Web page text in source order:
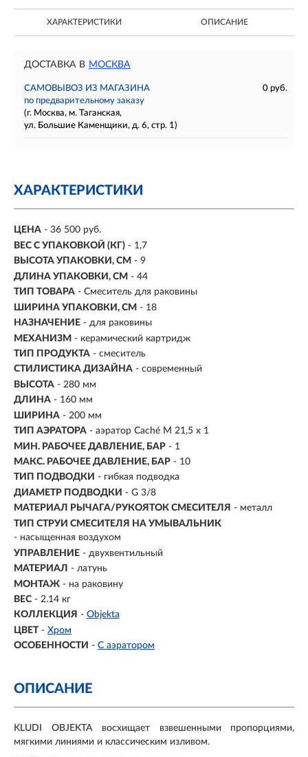
ХАРАКТЕРИСТИКИ ОПИСАНИЕ
ДОСТАВКА В МОСКВА
САМОВЫВОЗ ИЗ МАГАЗИНА
0 руб.
по предварительному заказу
(г. Москва, м. Таганская,
ул. Большие Каменщики, д. 6, стр. 1)
ХАРАКТЕРИСТИКИ
ЦЕНА - 36 500 руб.
ВЕС С УПАКОВКОЙ (КГ) - 1,7
ВЫСОТА УПАКОВКИ, СМ - 9
ДЛИНА УПАКОВКИ, СМ - 44
ТИП ТОВАРА - Смеситель для раковины
ШИРИНА УПАКОВКИ, СМ - 18
НАЗНАЧЕНИЕ - для раковины
МЕХАНИЗМ - керамический картридж
ТИП ПРОДУКТА - смеситель
СТИЛИСТИКА ДИЗАЙНА - современный
ВЫСОТА - 280 мм
ДЛИНА - 160 мм
ШИРИНА - 200 мм
ТИП АЭРАТОРА - аэратор Caché M 21,5 x 1
МИН. РАБОЧЕЕ ДАВЛЕНИЕ, БАР - 1
МАКС. РАБОЧЕЕ ДАВЛЕНИЕ, БАР - 10
ТИП ПОДВОДКИ - гибкая подводка
ДИАМЕТР ПОДВОДКИ - G 3/8
МАТЕРИАЛ РЫЧАГА/РУКОЯТОК СМЕСИТЕЛЯ - металл
ТИП СТРУИ СМЕСИТЕЛЯ НА УМЫВАЛЬНИК
- насыщенная воздухом
УПРАВЛЕНИЕ - двухвентильный
МАТЕРИАЛ - латунь
МОНТАЖ - на раковину
ВЕС - 2.14 кг
КОЛЛЕКЦИЯ - Objekta
ЦВЕТ - Хром
ОСОБЕННОСТИ - С аэратором
ОПИСАНИЕ
KLUDI OBJEKTA восхищает взвешенными пропорциями,
мягкими линиями и классическим изливом.